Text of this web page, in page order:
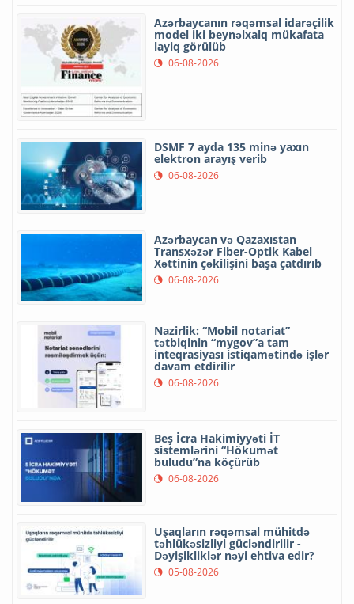
Azərbaycanın rəqəmsal idarəçilik
model iki beynəlxalq mükafata
layiq görülüb
06-08-2026
DSMF 7 ayda 135 minə yaxın
elektron arayış verib
06-08-2026
Azərbaycan və Qazaxıstan
Transxəzər Fiber-Optik Kabel
Xəttinin çəkilişini başa çatdırıb
06-08-2026
Nazirlik: “Mobil notariat”
tətbiqinin “mygov”a tam
inteqrasiyası istiqamətində işlər
davam etdirilir
06-08-2026
Beş İcra Hakimiyyəti İT
sistemlərini “Hökumət
buludu”na köçürüb
06-08-2026
Uşaqların rəqəmsal mühitdə
təhlükəsizliyi gücləndirilir -
Dəyişikliklər nəyi ehtiva edir?
05-08-2026